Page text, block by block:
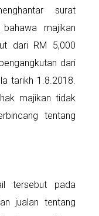
surat
majikan
dari RM 5,000
dari
tarikh 1.8.2018.
majikan tidak
tentang
tersebut pada
jualan tentang